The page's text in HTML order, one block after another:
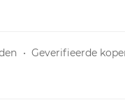
• Geverifieerde